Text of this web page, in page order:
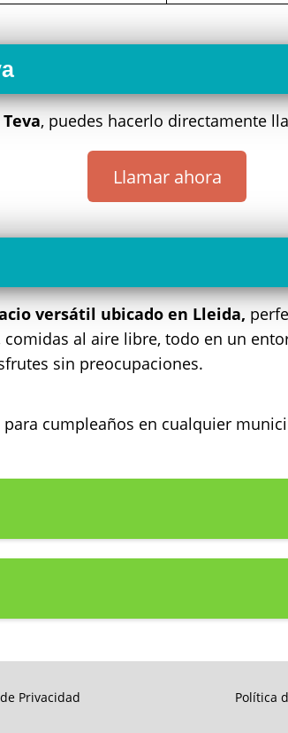
, puedes hacerlo directamente
Llamar ahora
versátil ubicado en Lleida,
comidas al aire libre, todo en un
sin preocupaciones.
cumpleaños en cualquier
Privacidad Política